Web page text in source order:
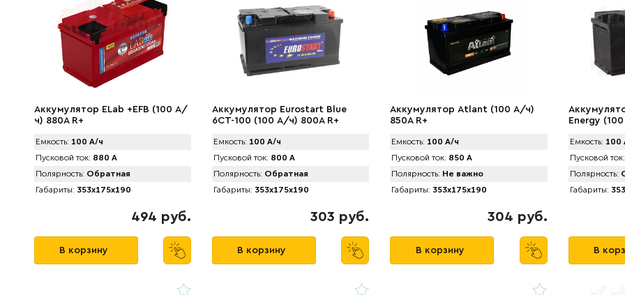
Аккумулятор ELab +EFB (100 А/
ч) 880A R+
Емкость: 100 А/ч
Пусковой ток: 880 А
Полярность: Обратная
Габариты: 353x175x190
494 руб.
В корзину
Аккумулятор Eurostart Blue
6CT-100 (100 А/ч) 800А R+
Емкость: 100 А/ч
Пусковой ток: 800 А
Полярность: Обратная
Габариты: 353x175x190
303 руб.
В корзину
Аккумулятор Atlant (100 А/ч)
850A R+
Емкость: 100 А/ч
Пусковой ток: 850 А
Полярность: Не важно
Габариты: 353x175x190
304 руб.
В корзину
Energy
Емкость: 100
Пусковой ток:
Полярность:
Габариты:
В